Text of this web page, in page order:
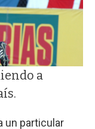
a
un particular